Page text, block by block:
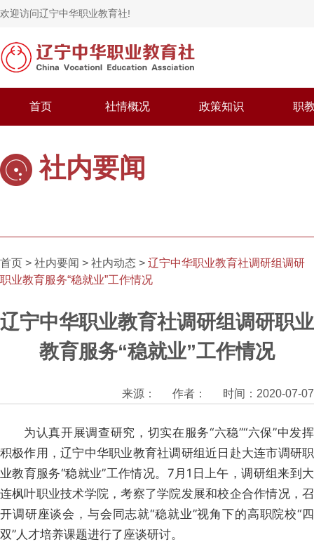
欢迎访问辽宁中华职业教育社!
首页 社情概况 政策知识 职
社内要闻
首页 > 社内要闻 > 社内动态 > 辽宁中华职业教育社调研组调研
职业教育服务“稳就业”工作情况
辽宁中华职业教育社调研组调研职业
教育服务“稳就业”工作情况
来源： 作者： 时间：2020-07-07
为认真开展调查研究，切实在服务“六稳”“六保”中发挥
积极作用，辽宁中华职业教育社调研组近日赴大连市调研职
业教育服务“稳就业”工作情况。7月1日上午，调研组来到大
连枫叶职业技术学院，考察了学院发展和校企合作情况，召
开调研座谈会，与会同志就“稳就业”视角下的高职院校“四
双”人才培养课题进行了座谈研讨。